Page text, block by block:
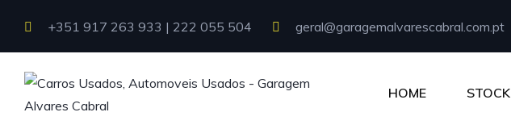
+351 917 263 933 | 222 055 504 geral@garagemalvarescabral.com.pt
HOME STOCK